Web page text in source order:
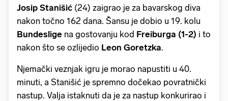
Josip Stanišić (24) zaigrao je za bavarskog diva
nakon točno 162 dana. Šansu je dobio u 19. kolu
Bundeslige na gostovanju kod Freiburga (1-2) i to
nakon što se ozlijedio Leon Goretzka.
Njemački veznjak igru je morao napustiti u 40.
minuti, a Stanišić je spremno dočekao povratnički
nastup. Valja istaknuti da je za nastup konkurirao i